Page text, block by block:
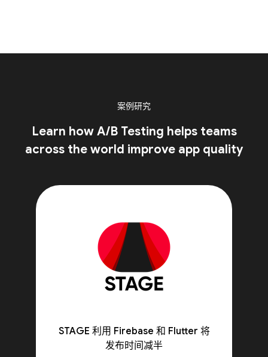
案例研究
Learn how A/B Testing helps teams
across the world improve app quality
STAGE 利用 Firebase 和 Flutter 将
发布时间减半